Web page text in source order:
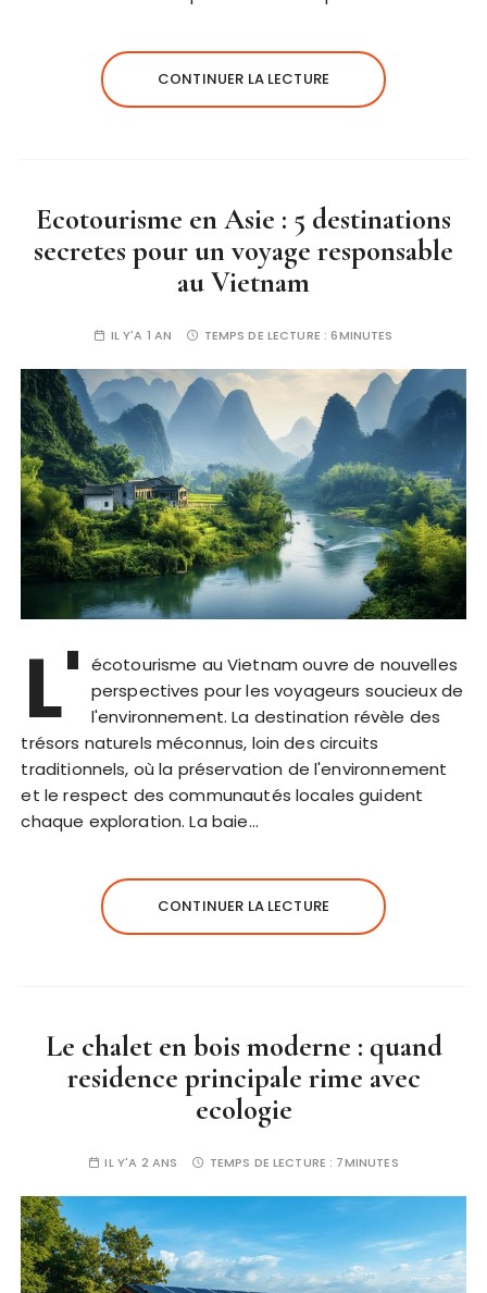
CONTINUER LA LECTURE
Ecotourisme en Asie : 5 destinations
secretes pour un voyage responsable
au Vietnam
IL Y'A 1 AN TEMPS DE LECTURE :6MINUTES
L' écotourisme au Vietnam ouvre de nouvelles
perspectives pour les voyageurs soucieux de
l'environnement. La destination révèle des
trésors naturels méconnus, loin des circuits
traditionnels, où la préservation de l'environnement
et le respect des communautés locales guident
chaque exploration. La baie…
CONTINUER LA LECTURE
Le chalet en bois moderne : quand
residence principale rime avec
ecologie
IL Y'A 2 ANS TEMPS DE LECTURE : 7MINUTES